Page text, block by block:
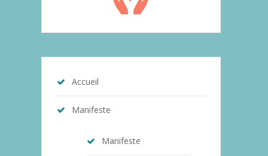
Accueil
Manifeste
Manifeste